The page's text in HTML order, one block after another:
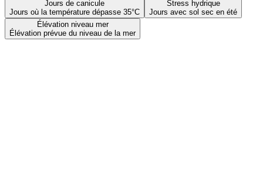
Jours de canicule
Jours où la température dépasse 35°C
Stress hydrique
Jours avec sol sec en été
Élévation niveau mer
Élévation prévue du niveau de la mer